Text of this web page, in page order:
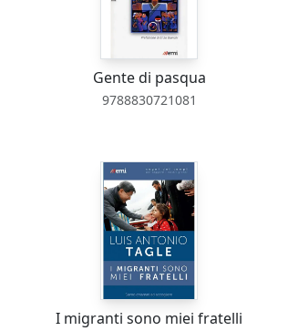
Gente di pasqua
9788830721081
I migranti sono miei fratelli